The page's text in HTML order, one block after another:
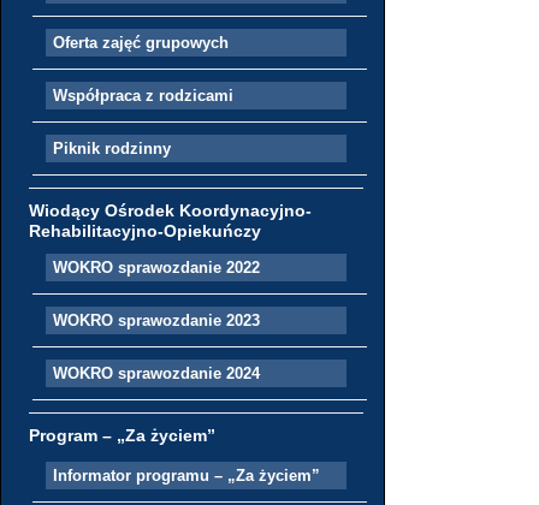
Oferta zajęć grupowych
Współpraca z rodzicami
Piknik rodzinny
Wiodący Ośrodek Koordynacyjno-
Rehabilitacyjno-Opiekuńczy
WOKRO sprawozdanie 2022
WOKRO sprawozdanie 2023
WOKRO sprawozdanie 2024
Program – „Za życiem”
Informator programu – „Za życiem”